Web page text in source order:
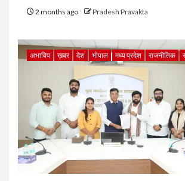
2 months ago Pradesh Pravakta
अभाविप ख़बर देश भोपाल मध्य प्रदेश राजनीतिक